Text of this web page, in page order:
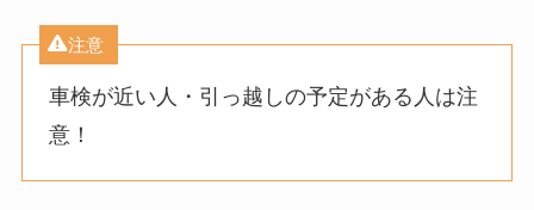
注意
車検が近い人・引っ越しの予定がある人は注
意！